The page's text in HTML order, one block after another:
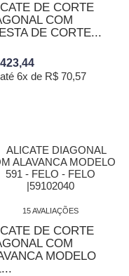
DE CORTE
COM
DE CORTE...
6x de R$ 70,57
15 AVALIAÇÕES
DE CORTE
COM
MODELO